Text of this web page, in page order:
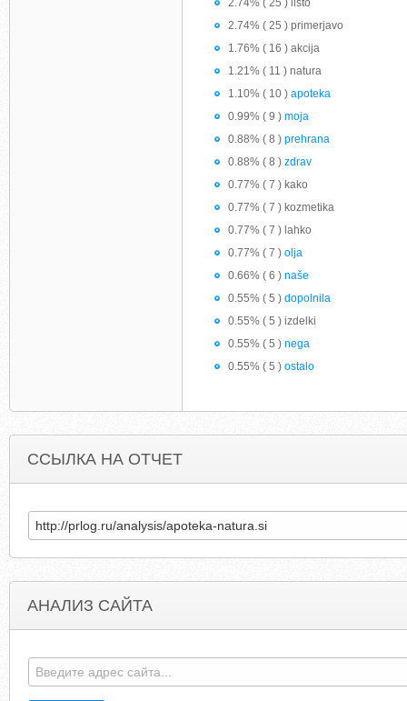
2.74% ( 25 ) listo
2.74% ( 25 ) primerjavo
1.76% ( 16 ) akcija
1.21% ( 11 ) natura
1.10% ( 10 ) apoteka
0.99% ( 9 ) moja
0.88% ( 8 ) prehrana
0.88% ( 8 ) zdrav
0.77% ( 7 ) kako
0.77% ( 7 ) kozmetika
0.77% ( 7 ) lahko
0.77% ( 7 ) olja
0.66% ( 6 ) naše
0.55% ( 5 ) dopolnila
0.55% ( 5 ) izdelki
0.55% ( 5 ) nega
0.55% ( 5 ) ostalo
ССЫЛКА НА ОТЧЕТ
АНАЛИЗ САЙТА